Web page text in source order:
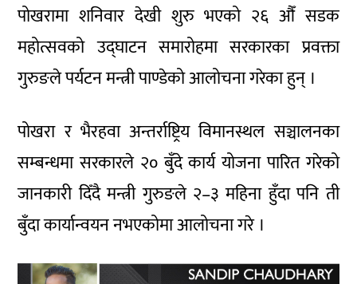
पोखरामा शनिवार देखी शुरु भएको २६ औँ सडक
महोत्सवको उद्घाटन समारोहमा सरकारका प्रवक्ता
गुरुङले पर्यटन मन्त्री पाण्डेको आलोचना गरेका हुन् ।
पोखरा र भैरहवा अन्तर्राष्ट्रिय विमानस्थल सञ्चालनका
सम्बन्धमा सरकारले २० बुँदे कार्य योजना पारित गरेको
जानकारी दिँदै मन्त्री गुरुङले २–३ महिना हुँदा पनि ती
बुँदा कार्यान्वयन नभएकोमा आलोचना गरे ।